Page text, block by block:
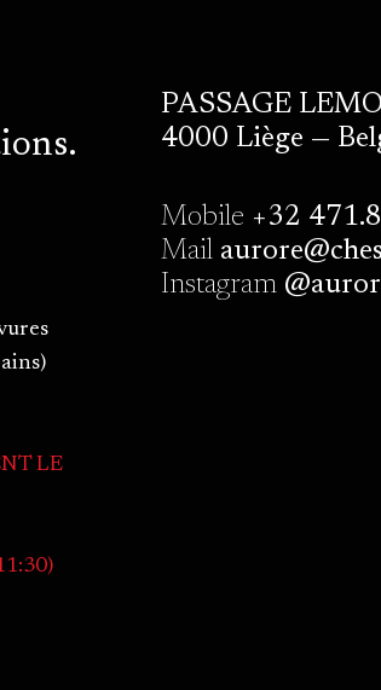
LE
PASSAGE
4000 Liège —
Mobile +32
Mail
Instagram